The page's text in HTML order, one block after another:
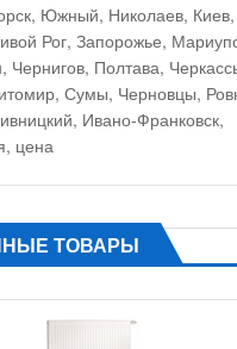
Южный, Николаев, Киев,
Рог, Запорожье,
Чернигов, Полтава,
Сумы, Черновцы,
Ивано-Франковск,
цена
ТОВАРЫ